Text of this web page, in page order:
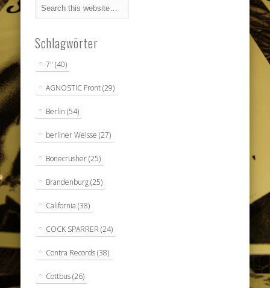
Schlagwörter
7" (40)
AGNOSTIC Front(29)
Berlin (54)
berliner Weisse (27)
Bonecrusher(25)
Brandenburg(25)
California (38)
COCK SPARRER (24)
Contra Records(38)
Cottbus(26)